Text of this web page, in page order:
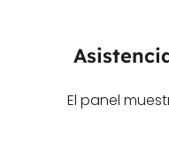
El panel